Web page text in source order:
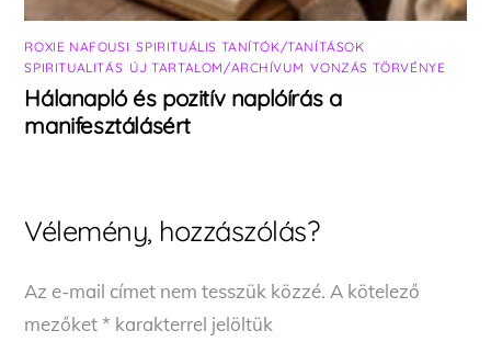
ROXIE NAFOUSI ,SPIRITUÁLIS TANÍTÓK/TANÍTÁSOK
SPIRITUALITÁS ÚJ TARTALOM/ARCHÍVUM ,VONZÁS TÖRVÉNYE
Hálanapló és pozitív naplóírás a
manifesztálásért
Vélemény, hozzászólás?
Az e-mail címet nem tesszük közzé. A kötelező
mezőket* karakterrel jelöltük